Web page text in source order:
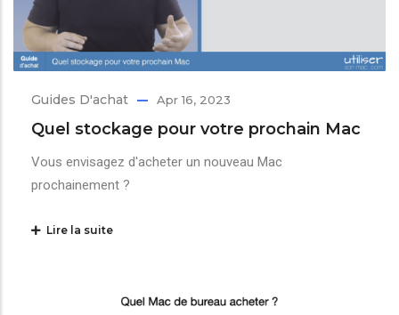
Guides D'achat Apr 16, 2023
Quel stockage pour votre prochain Mac
Vous envisagez d'acheter un nouveau Mac
prochainement ?
Lire la suite